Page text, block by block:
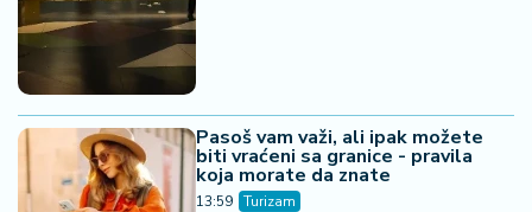
Pasoš vam važi, ali ipak možete
biti vraćeni sa granice - pravila
koja morate da znate
13:59 Turizam